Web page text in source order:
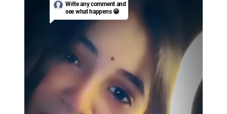
Write any comment and
see what happens 😁